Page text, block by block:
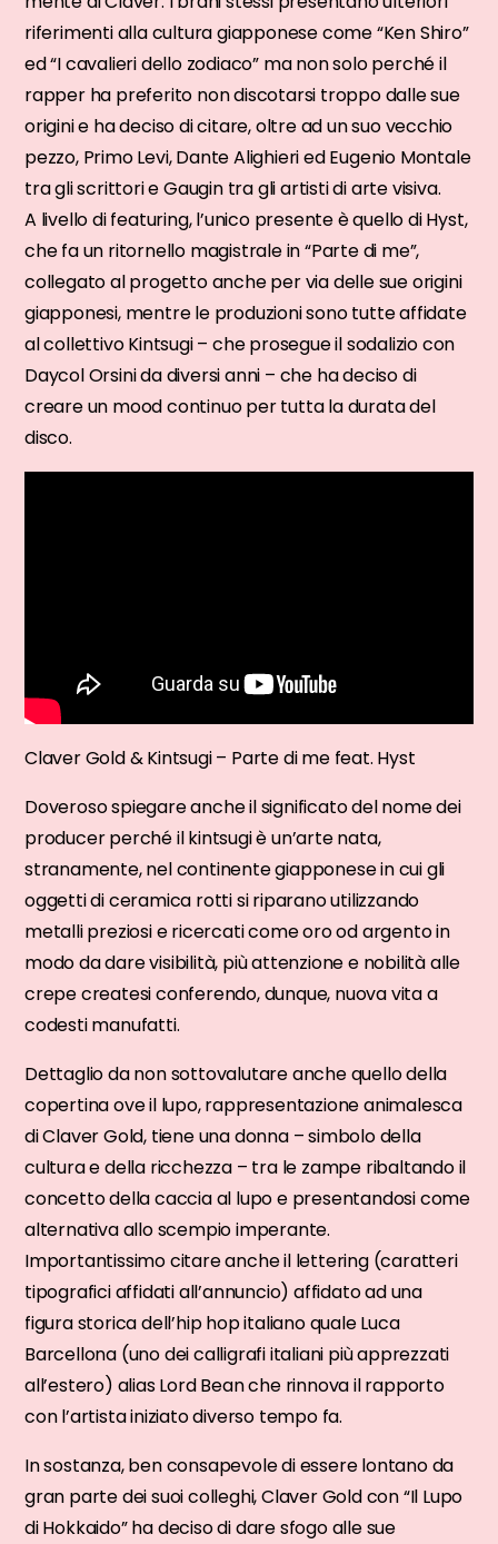
riferimenti alla cultura giapponese come “Ken Shiro”
ed “I cavalieri dello zodiaco” ma non solo perché il
rapper ha preferito non discotarsi troppo dalle sue
origini e ha deciso di citare, oltre ad un suo vecchio
pezzo, Primo Levi, Dante Alighieri ed Eugenio Montale
tra gli scrittori e Gaugin tra gli artisti di arte visiva.
A livello di featuring, l’unico presente è quello di Hyst,
che fa un ritornello magistrale in “Parte di me”,
collegato al progetto anche per via delle sue origini
giapponesi, mentre le produzioni sono tutte affidate
al collettivo Kintsugi – che prosegue il sodalizio con
Daycol Orsini da diversi anni – che ha deciso di
creare un mood continuo per tutta la durata del
disco.
Claver Gold & Kintsugi – Parte di me feat. Hyst
Doveroso spiegare anche il significato del nome dei
producer perché il kintsugi è un’arte nata,
stranamente, nel continente giapponese in cui gli
oggetti di ceramica rotti si riparano utilizzando
metalli preziosi e ricercati come oro od argento in
modo da dare visibilità, più attenzione e nobilità alle
crepe createsi conferendo, dunque, nuova vita a
codesti manufatti.
Dettaglio da non sottovalutare anche quello della
copertina ove il lupo, rappresentazione animalesca
di Claver Gold, tiene una donna – simbolo della
cultura e della ricchezza – tra le zampe ribaltando il
concetto della caccia al lupo e presentandosi come
alternativa allo scempio imperante.
Importantissimo citare anche il lettering (caratteri
tipografici affidati all’annuncio) affidato ad una
figura storica dell’hip hop italiano quale Luca
Barcellona (uno dei calligrafi italiani più apprezzati
all’estero) alias Lord Bean che rinnova il rapporto
con l’artista iniziato diverso tempo fa.
In sostanza, ben consapevole di essere lontano da
gran parte dei suoi colleghi, Claver Gold con “Il Lupo
di Hokkaido” ha deciso di dare sfogo alle sue